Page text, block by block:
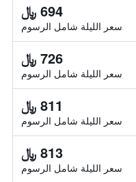
694 ﷼
سعر الليلة شامل الرسوم
726 ﷼
سعر الليلة شامل الرسوم
811 ﷼
سعر الليلة شامل الرسوم
813 ﷼
سعر الليلة شامل الرسوم